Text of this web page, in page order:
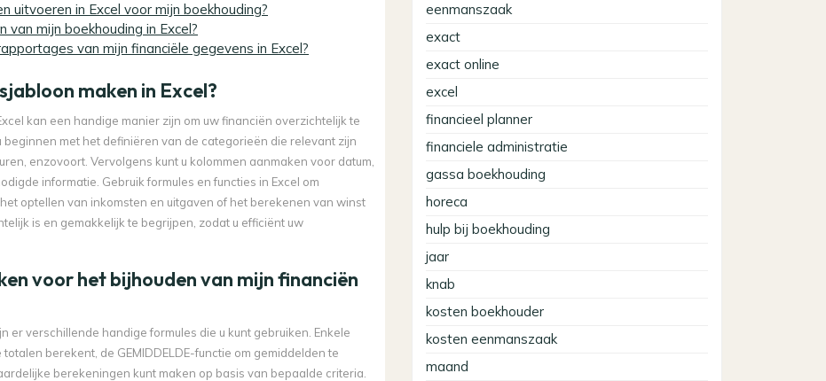
uitvoeren in Excel voor mijn boekhouding?
mijn boekhouding in Excel?
van mijn financiële gegevens in Excel?
maken in Excel?
kan een handige manier zijn om uw financiën overzichtelijk te
met het definiëren van de categorieën die relevant zijn
enzovoort. Vervolgens kunt u kolommen aanmaken voor datum,
informatie. Gebruik formules en functies in Excel om
optellen van inkomsten en uitgaven of het berekenen van winst
is en gemakkelijk te begrijpen, zodat u efficiënt uw
voor het bijhouden van mijn financiën
er verschillende handige formules die u kunt gebruiken. Enkele
berekent, de GEMIDDELDE-functie om gemiddelden te
berekeningen kunt maken op basis van bepaalde criteria.
eenmanszaak
exact
exact online
excel
financieel planner
financiele administratie
gassa boekhouding
horeca
hulp bij boekhouding
jaar
knab
kosten boekhouder
kosten eenmanszaak
maand